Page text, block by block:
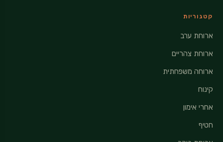
קטגוריות
ארוחת ערב
ארוחת צהריים
ארוחה משפחתית
קינוח
אחרי אימון
חטיף